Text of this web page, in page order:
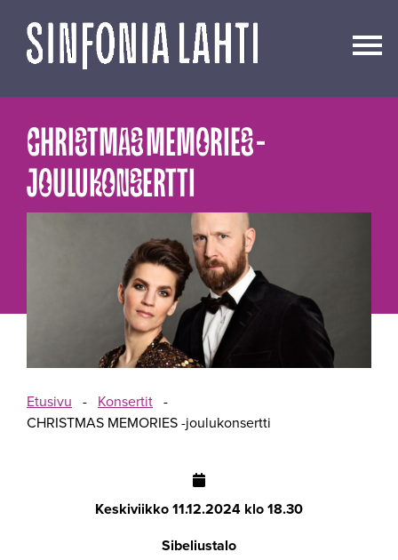
sisältöön
CHRISTMAS MEMORIES -
JOULUKONSERTTI
Etusivu - Konsertit -
CHRISTMAS MEMORIES -joulukonsertti
Keskiviikko11.12.2024 klo 18.30
Sibeliustalo